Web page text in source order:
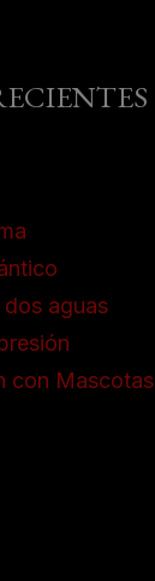
aguas
con Mascotas